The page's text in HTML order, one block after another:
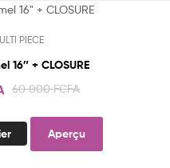
PIECE
16″ + CLOSURE
60 000FCFA
Le
initial
était :
Le
actuel
est :
Aperçu